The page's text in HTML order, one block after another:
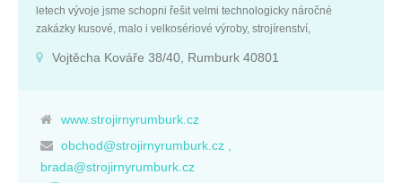
letech vývoje jsme schopni řešit velmi technologicky náročné
zakázky kusové, malo i velkosériové výroby, strojírenství,
Vojtěcha Kováře 38/40, Rumburk 40801
www.strojirnyrumburk.cz
obchod@strojirnyrumburk.cz ,
brada@strojirnyrumburk.cz